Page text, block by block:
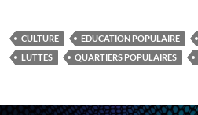
CULTURE EDUCATION POPULAIRE
LUTTES
QUARTIERS POPULAIRES